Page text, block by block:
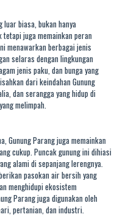
luar biasa, bukan hanya
juga memainkan peran
menawarkan berbagai jenis
selaras dengan lingkungan
jenis paku, dan bunga yang
dari keindahan Gunung
dan serangga yang hidup di
melimpah.
Gunung Parang juga memainkan
cukup. Puncak gunung ini dihiasi
alami di sepanjang lerengnya.
pasokan air bersih yang
menghidupi ekosistem
Parang juga digunakan oleh
pertanian, dan industri.